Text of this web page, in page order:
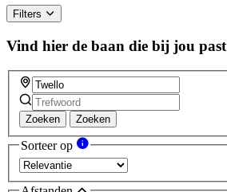
Filters
Vind hier de baan die bij jou past
Zoeken Zoeken
Sorteer op